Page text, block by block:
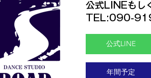
公式LINEもし
TEL:090-
公式LINE
年間予定